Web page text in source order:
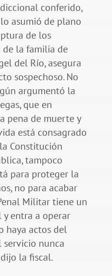
conferido,
asumió de plano
de los
de la familia de
del Río, asegura
sospechoso. No
argumentó la
que en
pena de muerte y
está consagrado
Constitución
tampoco
para proteger la
no para acabar
Militar tiene un
y entra a operar
haya actos del
servicio nunca
la fiscal.